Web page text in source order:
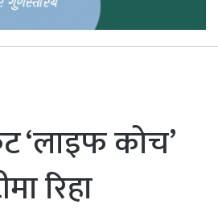
‘लाइफ कोच’
रिहा